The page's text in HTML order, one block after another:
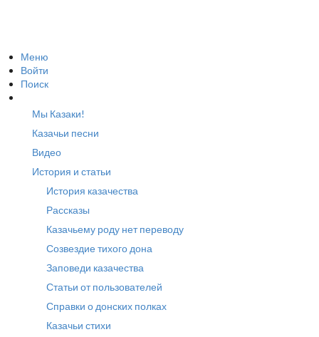
Меню
Войти
Поиск
Мы Казаки!
Казачьи песни
Видео
История и статьи
История казачества
Рассказы
Казачьему роду нет переводу
Созвездие тихого дона
Заповеди казачества
Статьи от пользователей
Справки о донских полках
Казачьи стихи